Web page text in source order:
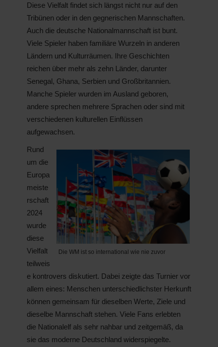
Diese Vielfalt findet sich längst nicht nur auf den
Tribünen oder in den gegnerischen Mannschaften.
Auch die deutsche Nationalmannschaft ist bunt.
Viele Spieler haben familiäre Wurzeln in anderen
Ländern und Kulturräumen. Ihre Geschichten
reichen über mehr als zehn Länder, darunter
Senegal, Ghana, Serbien und Großbritannien.
Manche Spieler wurden im Ausland geboren,
andere sprechen mehrere Sprachen oder sind mit
verschiedenen kulturellen Einflüssen
aufgewachsen.
Die WM ist so international wie nie zuvor
Rund
um die
Europa
meiste
rschaft
2024
wurde
diese
Vielfalt
teilweis
e kontrovers diskutiert. Dabei zeigte das Turnier vor
allem eines: Menschen unterschiedlichster Herkunft
können gemeinsam für dieselben Werte, Ziele und
dieselbe Mannschaft stehen. Viele Fans erlebten
die Nationalelf als sehr nahbar und zeitgemäß, da
sie das moderne Deutschland widerspiegelte.